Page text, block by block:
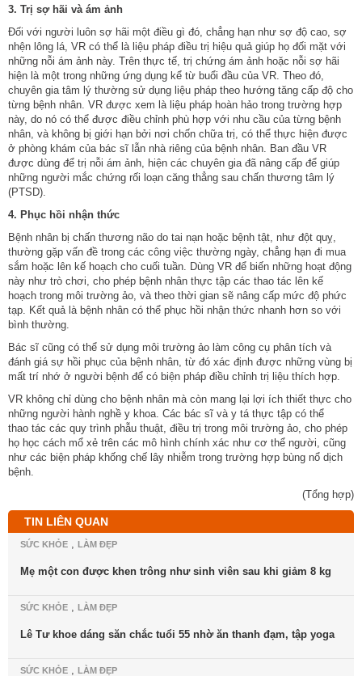
3. Trị sợ hãi và ám ảnh
Đối với người luôn sợ hãi một điều gì đó, chẳng hạn như sợ độ cao, sợ
nhện lông lá, VR có thể là liệu pháp điều trị hiệu quả giúp họ đối mặt với
những nỗi ám ảnh này. Trên thực tế, trị chứng ám ảnh hoặc nỗi sợ hãi
hiện là một trong những ứng dụng kể từ buổi đầu của VR. Theo đó,
chuyên gia tâm lý thường sử dụng liệu pháp theo hướng tăng cấp độ cho
từng bệnh nhân. VR được xem là liệu pháp hoàn hảo trong trường hợp
này, do nó có thể được điều chỉnh phù hợp với nhu cầu của từng bệnh
nhân, và không bị giới hạn bởi nơi chốn chữa trị, có thể thực hiện được
ở phòng khám của bác sĩ lẫn nhà riêng của bệnh nhân. Ban đầu VR
được dùng để trị nỗi ám ảnh, hiện các chuyên gia đã nâng cấp để giúp
những người mắc chứng rối loạn căng thẳng sau chấn thương tâm lý
(PTSD).
4. Phục hồi nhận thức
Bệnh nhân bị chấn thương não do tai nạn hoặc bệnh tật, như đột quỵ,
thường gặp vấn đề trong các công việc thường ngày, chẳng hạn đi mua
sắm hoặc lên kế hoạch cho cuối tuần. Dùng VR để biến những hoạt động
này như trò chơi, cho phép bệnh nhân thực tập các thao tác lên kế
hoạch trong môi trường ảo, và theo thời gian sẽ nâng cấp mức độ phức
tạp. Kết quả là bệnh nhân có thể phục hồi nhận thức nhanh hơn so với
bình thường.
Bác sĩ cũng có thể sử dụng môi trường ảo làm công cụ phân tích và
đánh giá sự hồi phục của bệnh nhân, từ đó xác định được những vùng bị
mất trí nhớ ở người bệnh để có biện pháp điều chỉnh trị liệu thích hợp.
VR không chỉ dùng cho bệnh nhân mà còn mang lại lợi ích thiết thực cho
những người hành nghề y khoa. Các bác sĩ và y tá thực tập có thể
thao tác các quy trình phẫu thuật, điều trị trong môi trường ảo, cho phép
họ học cách mổ xẻ trên các mô hình chính xác như cơ thể người, cũng
như các biện pháp khống chế lây nhiễm trong trường hợp bùng nổ dịch
bệnh.
(Tổng hợp)
TIN LIÊN QUAN
SỨC KHỎE LÀM ĐẸP
Mẹ một con được khen trông như sinh viên sau khi giảm 8 kg
SỨC KHỎE LÀM ĐẸP
Lê Tư khoe dáng săn chắc tuổi 55 nhờ ăn thanh đạm, tập yoga
SỨC KHỎE LÀM ĐẸP